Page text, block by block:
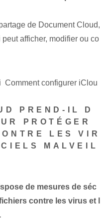
de Document Cloud,
afficher, modifier ou co
Comment configurer iClou
PREND-IL D
PROTÉGER
LES VIR
MALVEIL
de mesures de séc
contre les virus et l